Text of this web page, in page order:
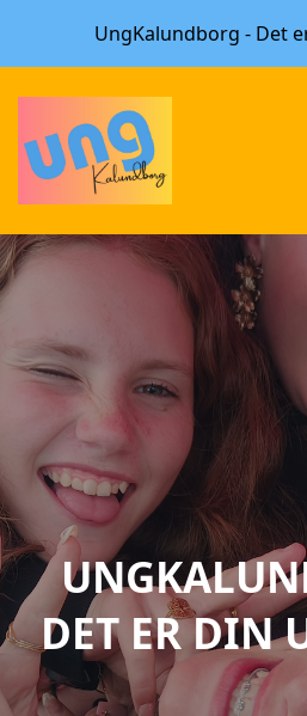
UngKalundborg - Det
DET ER DIN